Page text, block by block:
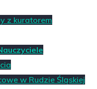
z kuratorem
w Rudzie Śląskiej